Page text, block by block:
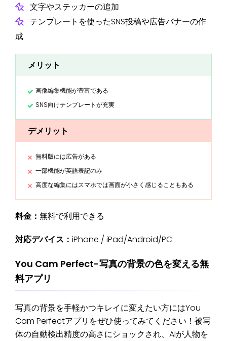
文字やステッカーの追加
テンプレートを使ったSNS投稿や広告バナーの作
成
メリット
画像編集機能が豊富である
SNS向けテンプレートが充実
デメリット
無料版には広告がある
一部機能が英語表記のみ
高度な編集にはスマホでは画面が小さく感じることもある
料金： 無料で利用できる
対応デバイス： iPhone / iPad/Android/PC
You Cam Perfect-写真の背景の色を変える無
料アプリ
写真の背景を手軽かつキレイに変えたい方にはYou
Cam Perfectアプリをぜひ使ってみてください！被写
体の自動検出精度の高さにショックされ、AIが人物を